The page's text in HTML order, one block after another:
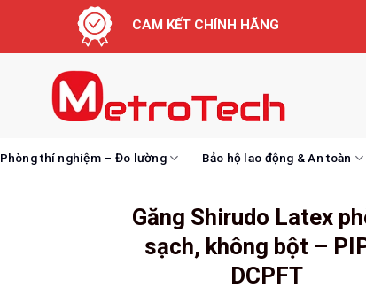
CAM KẾT CHÍNH HÃNG
Phòng thí nghiệm – Đo lường Bảo hộ lao động & An toàn
Găng Shirudo Latex
sạch, không bột –
DCPFT